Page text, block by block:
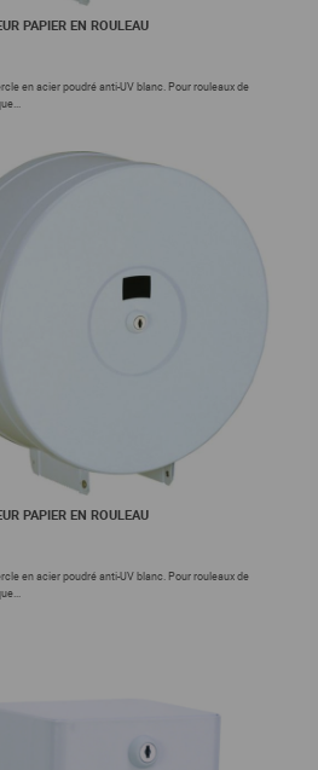
PAPIER EN ROULEAU
en acier poudré anti-UV blanc. Pour rouleaux de
PAPIER EN ROULEAU
en acier poudré anti-UV blanc. Pour rouleaux de